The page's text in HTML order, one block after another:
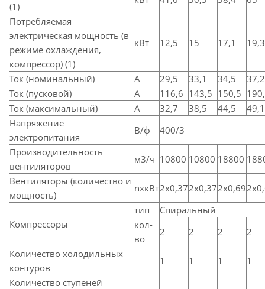
(1)
Потребляемая
электрическая мощность (в
режиме охлаждения,
компрессор) (1)
кВт 12,5 15 17,1 19,3
Ток (номинальный) A 29,5 33,1 34,5
37,2
Ток (пусковой)
A 116,6 143,5 150,5
Ток (максимальный)
A 32,7 38,5 44,5
49,1
Напряжение
электропитания
В/ф
400/3
Производительность
вентиляторов
м3/ч 10800 10800 18800
Вентиляторы (количество и
мощность)
nxкВт2x0,372x0,372x0,69
Компрессоры
тип
Спиральный
кол­
во
2 2 2
2
Количество холодильных
контуров
1 1 1
1
Количество ступеней